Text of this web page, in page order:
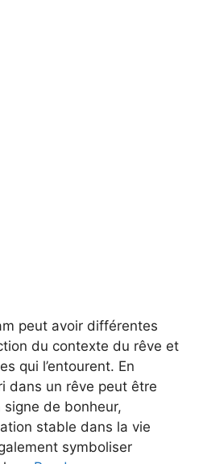
peut avoir différentes
du contexte du rêve et
qui l’entourent. En
dans un rêve peut être
de bonheur,
stable dans la vie
symboliser